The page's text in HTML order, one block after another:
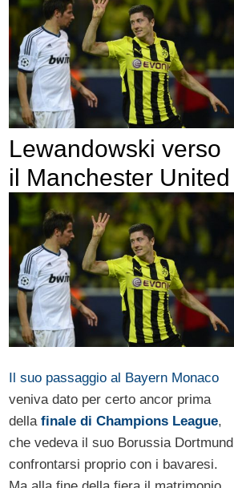
Lewandowski verso
il Manchester United
Il suo passaggio al Bayern Monaco
veniva dato per certo ancor prima
della finale di Champions League,
che vedeva il suo Borussia Dortmund
confrontarsi proprio con i bavaresi.